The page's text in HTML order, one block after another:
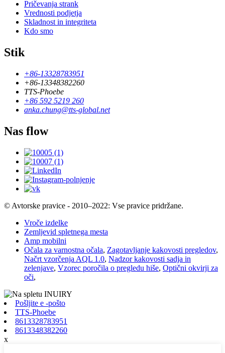
Pričevanja strank
Vrednosti podjetja
Skladnost in integriteta
Kdo smo
Stik
+86-13328783951
+86-13348382260
TTS-Phoebe
+86 592 5219 260
anka.chung@tts-global.net
Nas flow
© Avtorske pravice - 2010–2022: Vse pravice pridržane.
Vroče izdelke
Zemljevid spletnega mesta
Amp mobilni
Očala za varnostna očala, Zagotavljanje kakovosti pregledov,
Načrt vzorčenja AQL 1.0, Nadzor kakovosti sadja in
zelenjave, Vzorec poročila o pregledu hiše, Optični okvirji za
oči,
Pošljite e -pošto
TTS-Phoebe
8613328783951
8613348382260
x